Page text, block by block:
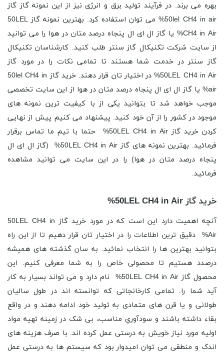
بهره می برند. در فرآیند تولید برق و انرژی نیز از این نمونه گاز گاز
50lel CH4 in air% می توان استفاده کرد. بهترین نمونه گاز 50LEL
CH4 in Air% یا گاز ال ای ال پنجاه درصد متان در هوا را می توانید
از سایت شرکت تکنیکال گاز سنتر طلب کنید. کارشناسان تکنیکال
گاز سنتر در خدمت شما هستند تا تمامی نکات را در مورد گاز
50LEL CH4 in Air% در اختیار تان قرار دهند. خرید گاز 50lel CH4 in
air% یا گاز ال ای ال پنجاه درصد متان در هوا از این سایت تخصصی
موجب خواهد شد تا بتوانید یکی از با کیفیت ترین نمونه های
موجود در کشور را از آن خود کنید. پیشنهاد می کنیم پیش از نهایی
کردن خرید گاز 50LEL CH4 in Air% حتما با تیم ما تماس برقرار
فرمائید. بهترین نمونه های گاز 50LEL CH4 in Air% (گاز ال ای ال
پنجاه درصد متان در هوا) را در این سایت می توانید مشاهده
فرمائید.
خرید گاز 50LEL CH4 in Air%
آنچه اهمیت دارد این است که در مورد خرید گاز 50LEL CH4 in
Air% دقیق ترین اطلاعات را در اختیار تان قرار دهیم تا از این راه
بتوانید بهترین ها را انتخاب نمائید. به سان گذشته های همیشه
درصدد هستیم تا محصولی خاص را به شما معرفی کنیم. این
محصول گاز 50LEL CH4 in Air% نام دارد و می تواند بسیار به کار
آید شما را. تمامی کارخانجاتی که توانسته اند در طول سالیان
طولانی و یا قرن های متمادی به تولید خود ادامه دهند و در واقع
بقاء داشته باشند و سودآوریِ مناسب، بی شک در زمینه تهیه مواد
اولیه مورد نیاز خویش به درستی عمل کرده اند. با صرف هزینه های
اندک و منطقی می توان امیدوار بود که سیستم ها به درستی عمل